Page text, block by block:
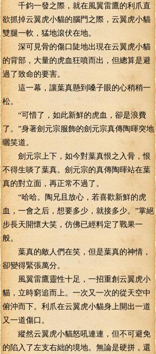
千鈞一發之際，就在風翼雷鷹的利爪直
欲抓掉云翼虎小貓的腦門之際，云翼虎小貓
雙腿一軟，猛地滾伏在地。
深可見骨的傷口陡地出現在云翼虎小貓
的背部，大量的虎血狂噴而出，但總算是避
過了致命的要害。
這一幕，讓葉真懸到嗓子眼的心稍稍一
松。
“可惜了，如此新鮮的虎血，卻是浪費
了。”身著劍元宗服飾的劍元宗真傳陶暉突地
曬笑道。
劍元宗上下，如今對葉真恨之入骨，恨
不得生啖了葉真。劍元宗的真傳陶暉站在葉
真的對立面，再正常不過了。
“哈哈。陶兄且放心，若喜歡新鮮的虎
血，一會之后，想要多少，就接多少。”掌絕
步長天開懷大笑，仿佛已經料定了戰果一
般。
葉真的敵人們在笑，但是葉真的神情，
卻變得緊張萬分。
風翼雷鷹靈性十足，一招重創云翼虎小
貓，立時窮追而上。一次又一次的從天空中
俯沖而下。利爪在云翼虎小貓身上開出一道
又一道傷口。
縱然云翼虎小貓怒吼連連，但不可避免
的陷入了左支右絀的境地。無論是硬拼，還